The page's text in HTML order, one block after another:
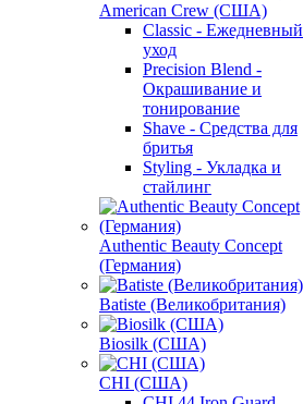
American Crew (США)
Classic - Ежедневный
уход
Precision Blend -
Окрашивание и
тонирование
Shave - Средства для
бритья
Styling - Укладка и
стайлинг
Authentic Beauty Concept
(Германия)
Batiste (Великобритания)
Biosilk (США)
CHI (США)